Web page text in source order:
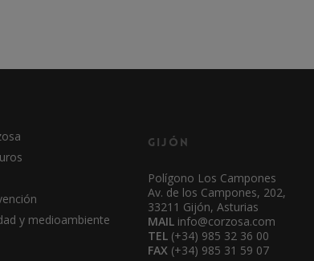
y medioambiente
Gijón
Polígono Los Campones
Av. de los Campones, 202,
33211 Gijón, Asturias
MAIL info@corzosa.com
TEL (+34) 985 32 36 00
FAX (+34) 985 31 59 07